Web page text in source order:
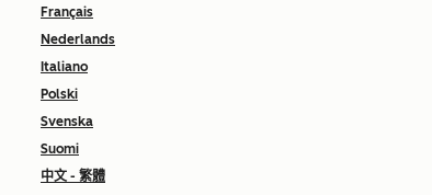
Français
Nederlands
Italiano
Polski
Svenska
Suomi
中文 - 繁體